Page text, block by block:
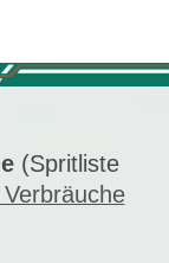
(Spritliste